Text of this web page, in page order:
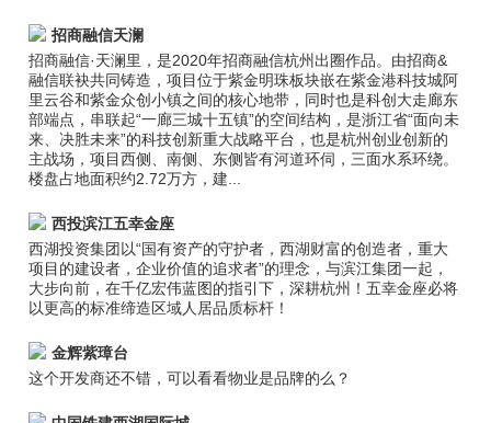
招商融信天澜
招商融信·天澜里，是2020年招商融信杭州出圈作品。由招商&
融信联袂共同铸造，项目位于紫金明珠板块嵌在紫金港科技城阿
里云谷和紫金众创小镇之间的核心地带，同时也是科创大走廊东
部端点，串联起“一廊三城十五镇”的空间结构，是浙江省“面向未
来、决胜未来”的科技创新重大战略平台，也是杭州创业创新的
主战场，项目西侧、南侧、东侧皆有河道环伺，三面水系环绕。
楼盘占地面积约2.72万方，建...
西投滨江五幸金座
西湖投资集团以“国有资产的守护者，西湖财富的创造者，重大
项目的建设者，企业价值的追求者”的理念，与滨江集团一起，
大步向前，在千亿宏伟蓝图的指引下，深耕杭州！五幸金座必将
以更高的标准缔造区域人居品质标杆！
金辉紫璋台
这个开发商还不错，可以看看物业是品牌的么？